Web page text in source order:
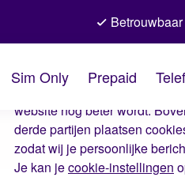
De cookies
Wij gebruiken cookies op
website nog beter wordt.
derde partijen plaatsen
zodat wij je persoonlijke
Je kan jecookie-instellingen
Sim Only Prepaid